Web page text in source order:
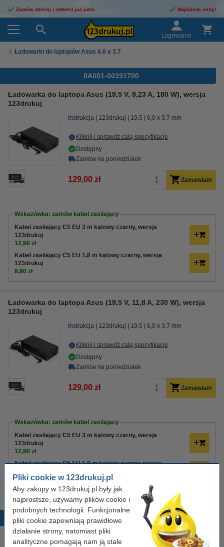
Pliki cookie w 123drukuj.pl
Aby zakupy w 123drukuj.pl były jak
najprostsze, używamy plików cookie i
podobnych technologii. Funkcjonalne
pliki cookie zapewniają prawidłowe
działanie strony, natomiast pliki
analityczne pomagają nam ją stale
Zamów dzisiaj i odbierz już jutro Najniższe ceny!
Logowanie
Ładowarki do laptopów Asus 6.0 x 3.7
0A001-00391700
Ładowarka do laptopa Asus (19,5 V, 9,23 A, 180 W), wersja
123drukuj
Instrukcja 123drukuj 19,5 6,0 x 3,7 mm
Kliknij i sprawdź całą specyfikacje
Dostępny
Zamów na poniedziałek
129,00 zł Zamawiam
Wskazówka: zamów kabel zasilający
Kabel zasilający C5 EU 3 m kątowy czarny, wersja
123drukuj
12,90 zł
Kabel zasilający C5 EU 1,8 m kątowy czarny, wersja
123drukuj
8,90 zł
Ładowarka do laptopa Asus (19,5 V, 11,8 A, 230 W), wersja
123drukuj
Instrukcja 123drukuj 19,5 6,0 x 3,7 mm
Kliknij i sprawdź całą specyfikacje
Dostępny
Zamów na poniedziałek
129,00 zł Zamawiam
Wskazówka: zamów kabel zasilający
Kabel zasilający C5 EU 3 m kątowy czarny, wersja
123drukuj
12,90 zł
Kabel zasilający C5 EU 1,8 m kątowy czarny, wersja
8,90 zł
Popularne produkty